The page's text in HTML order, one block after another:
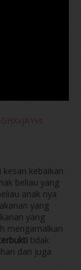
kebaikan
beliau yang
anak nya
yang
yang
mengamalkan
tidak
dan juga